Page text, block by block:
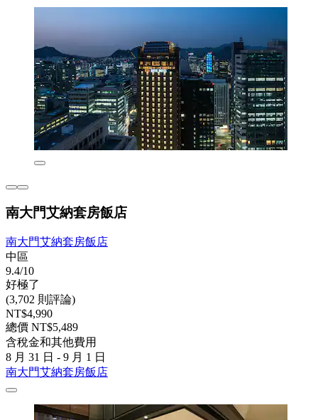
南大門艾納套房飯店
南大門艾納套房飯店
中區
9.4/10
好極了
(3,702 則評論)
NT$4,990
總價 NT$5,489
含稅金和其他費用
8 月 31 日 - 9 月 1 日
南大門艾納套房飯店